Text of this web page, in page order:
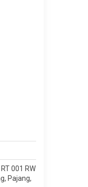
001 RW
Pajang,